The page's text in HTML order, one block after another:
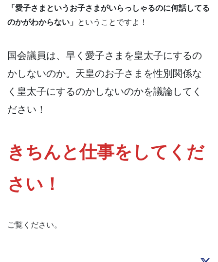
「愛子さまというお子さまがいらっしゃるのに何話してる
のかがわからない」 ということですよ！
国会議員は、早く愛子さまを皇太子にするの
かしないのか。天皇のお子さまを性別関係な
く皇太子にするのかしないのかを議論してく
ださい！
きちんと仕事をしてくだ
さい！
ご覧ください。